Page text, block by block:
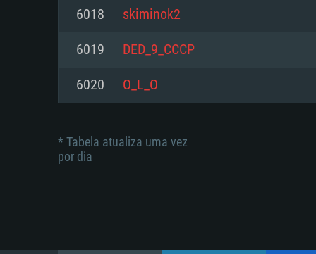
Disco: 23,1 GB
Network: Internet de banda larga.
Disco: 21,5 GB
Network: Internet de banda larga.
Disco: 21,5 GB
6018 skiminok2
6019 DED_9_CCCP
6020 O_L_O
* Tabela atualiza uma vez
por dia